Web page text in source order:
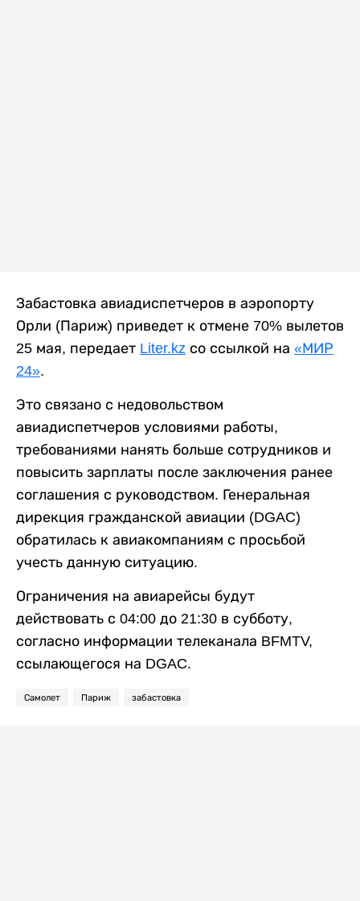
Забастовка авиадиспетчеров в аэропорту
Орли (Париж) приведет к отмене 70% вылетов
25 мая, передает Liter.kz со ссылкой на «МИР
24».
Это связано с недовольством
авиадиспетчеров условиями работы,
требованиями нанять больше сотрудников и
повысить зарплаты после заключения ранее
соглашения с руководством. Генеральная
дирекция гражданской авиации (DGAC)
обратилась к авиакомпаниям с просьбой
учесть данную ситуацию.
Ограничения на авиарейсы будут
действовать с 04:00 до 21:30 в субботу,
согласно информации телеканала BFMTV,
ссылающегося на DGAC.
Самолет Париж забастовка